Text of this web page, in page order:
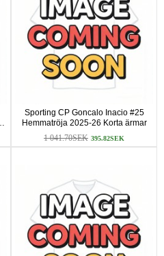
Sporting CP Goncalo Inacio #25
Hemmatröja 2025-26 Korta ärmar
1 041.70SEK 395.82SEK